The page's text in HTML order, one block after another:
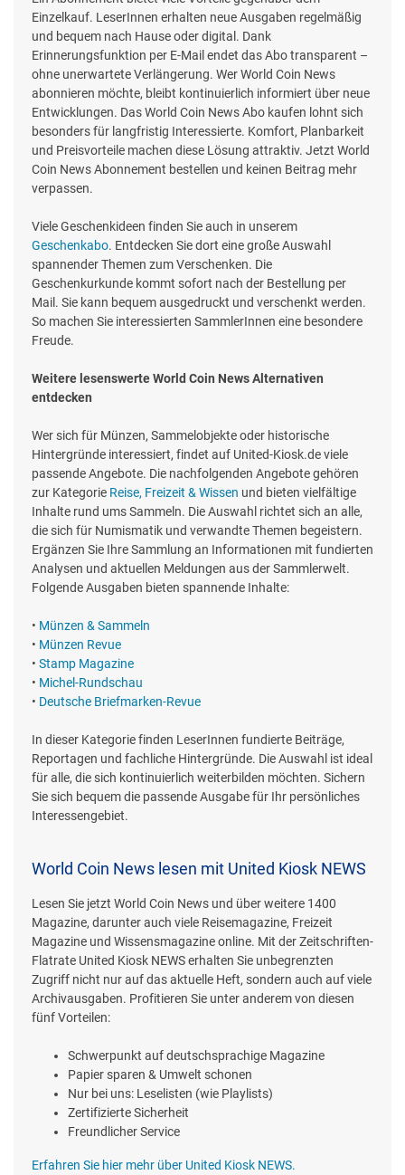
Einzelkauf. LeserInnen erhalten neue Ausgaben regelmäßig
und bequem nach Hause oder digital. Dank
Erinnerungsfunktion per E-Mail endet das Abo transparent –
ohne unerwartete Verlängerung. Wer World Coin News
abonnieren möchte, bleibt kontinuierlich informiert über neue
Entwicklungen. Das World Coin News Abo kaufen lohnt sich
besonders für langfristig Interessierte. Komfort, Planbarkeit
und Preisvorteile machen diese Lösung attraktiv. Jetzt World
Coin News Abonnement bestellen und keinen Beitrag mehr
verpassen.
Viele Geschenkideen finden Sie auch in unserem
Geschenkabo. Entdecken Sie dort eine große Auswahl
spannender Themen zum Verschenken. Die
Geschenkurkunde kommt sofort nach der Bestellung per
Mail. Sie kann bequem ausgedruckt und verschenkt werden.
So machen Sie interessierten SammlerInnen eine besondere
Freude.
Weitere lesenswerte World Coin News Alternativen
entdecken
Wer sich für Münzen, Sammelobjekte oder historische
Hintergründe interessiert, findet auf United-Kiosk.de viele
passende Angebote. Die nachfolgenden Angebote gehören
zur Kategorie Reise, Freizeit & Wissen und bieten vielfältige
Inhalte rund ums Sammeln. Die Auswahl richtet sich an alle,
die sich für Numismatik und verwandte Themen begeistern.
Ergänzen Sie Ihre Sammlung an Informationen mit fundierten
Analysen und aktuellen Meldungen aus der Sammlerwelt.
Folgende Ausgaben bieten spannende Inhalte:
• Münzen & Sammeln
• Münzen Revue
• Stamp Magazine
• Michel-Rundschau
• Deutsche Briefmarken-Revue
In dieser Kategorie finden LeserInnen fundierte Beiträge,
Reportagen und fachliche Hintergründe. Die Auswahl ist ideal
für alle, die sich kontinuierlich weiterbilden möchten. Sichern
Sie sich bequem die passende Ausgabe für Ihr persönliches
Interessengebiet.
World Coin News lesen mit United Kiosk NEWS
Lesen Sie jetzt World Coin News und über weitere 1400
Magazine, darunter auch viele Reisemagazine, Freizeit
Magazine und Wissensmagazine online. Mit der Zeitschriften-
Flatrate United Kiosk NEWS erhalten Sie unbegrenzten
Zugriff nicht nur auf das aktuelle Heft, sondern auch auf viele
Archivausgaben. Profitieren Sie unter anderem von diesen
fünf Vorteilen:
Schwerpunkt auf deutschsprachige Magazine
Papier sparen & Umwelt schonen
Nur bei uns: Leselisten (wie Playlists)
Zertifizierte Sicherheit
Freundlicher Service
Erfahren Sie hier mehr über United Kiosk NEWS.